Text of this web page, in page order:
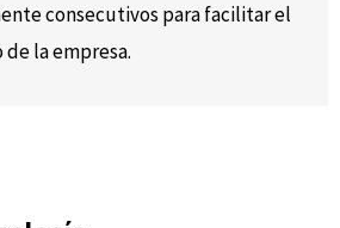
consecutivos para facilitar el
la empresa.